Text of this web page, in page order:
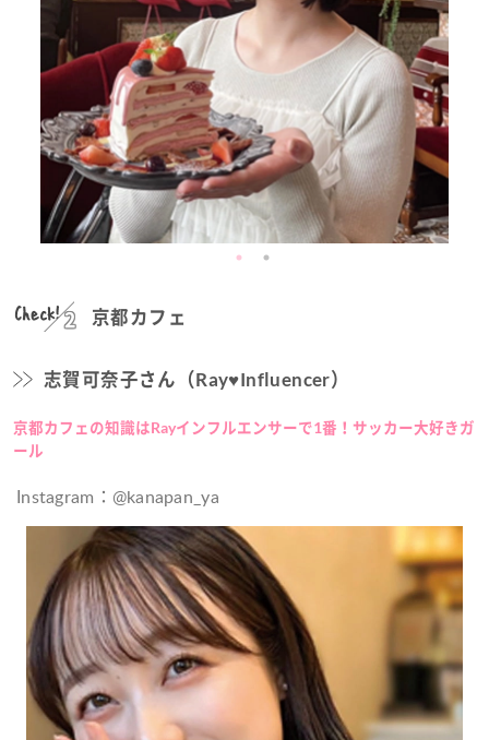
Check! 京都カフェ
志賀可奈子さん （Ray♥Influencer）
京都カフェの知識はRayインフルエンサーで1番！サッカー大好きガ
ール
Instagram：@kanapan_ya